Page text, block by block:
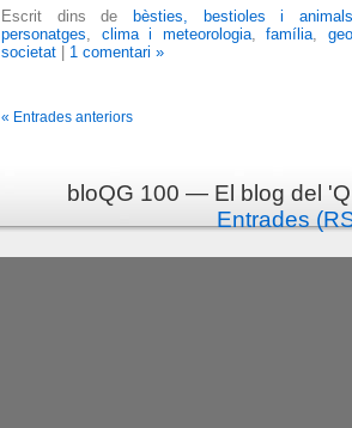
Escrit dins de bèsties, bestioles i animals
personatges
clima i meteorologia, família
societat | 1 comentari »
« Entrades anteriors
bloQG 100 — El blog del
Entrades